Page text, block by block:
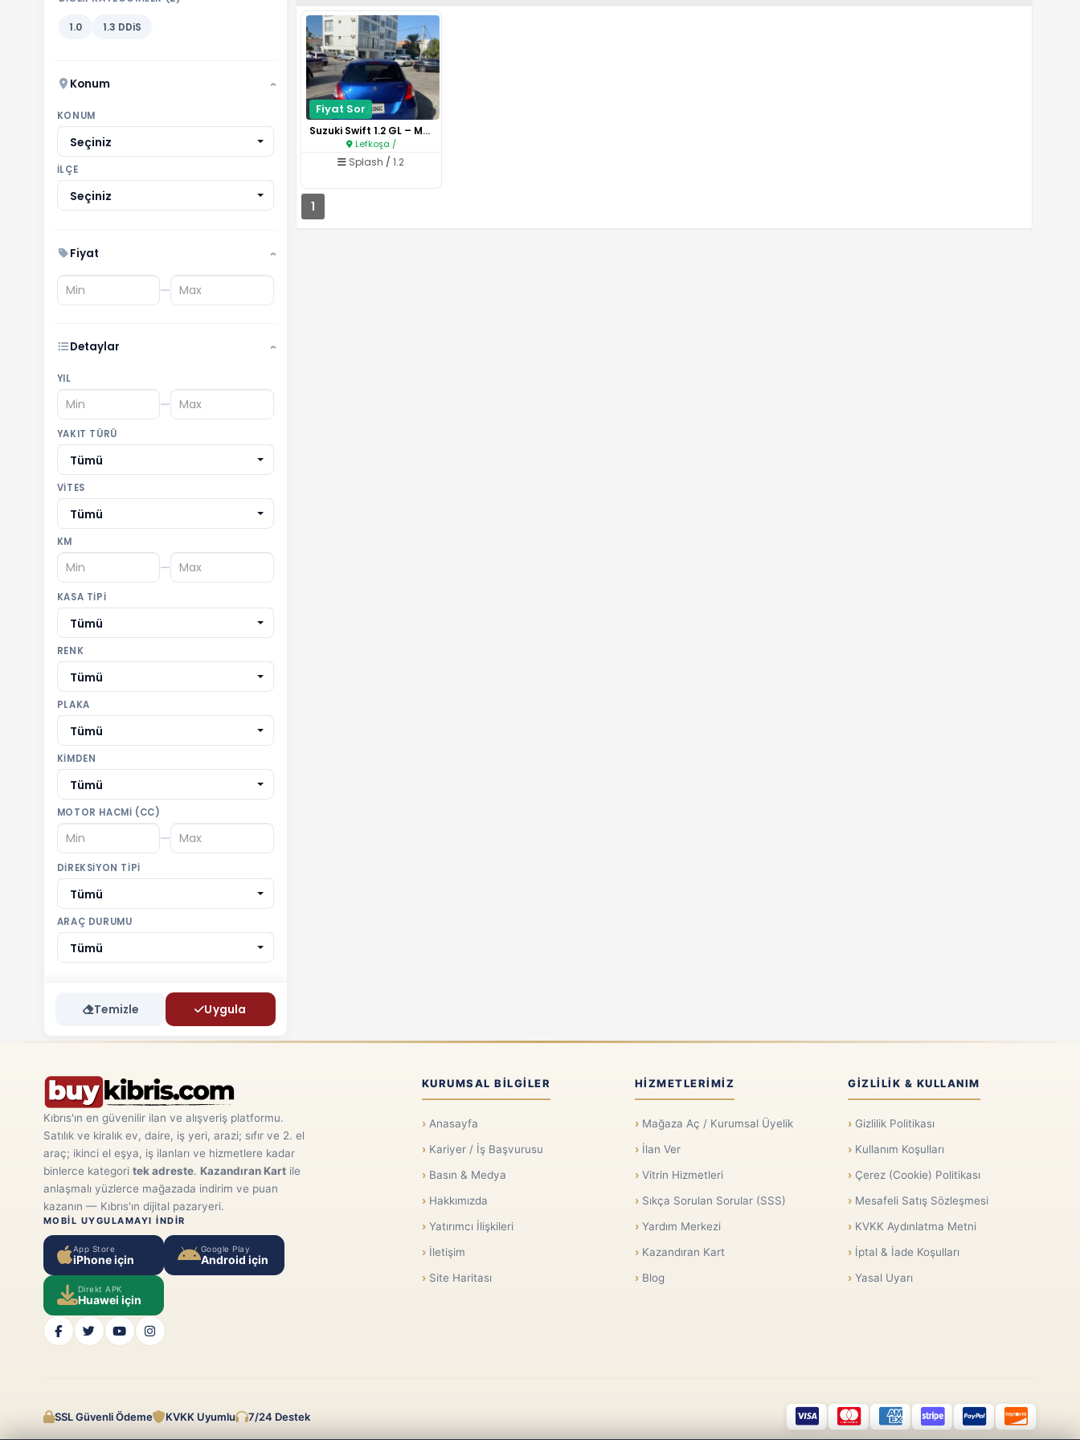
1.0 1.3 DDiS
Konum ›
KONUM
Seçiniz
İLÇE
Seçiniz
Fiyat ›
—
Detaylar ›
YIL
—
YAKIT TÜRÜ
Tümü
VITES
Tümü
KM
—
KASA TIPI
Tümü
RENK
Tümü
PLAKA
Tümü
KIMDEN
Tümü
MOTOR HACMI (CC)
—
DIREKSIYON TIPI
Tümü
ARAÇ DURUMU
Tümü
Temizle Uygula
Fiyat Sor
Suzuki Swift 1.2 GL – Mavi Ren..
Lefkoşa /
Splash /1.2
1
Kıbrıs'ın en güvenilir ilan ve alışveriş platformu.
Satılık ve kiralık ev, daire, iş yeri, arazi; sıfır ve 2. el
araç; ikinci el eşya, iş ilanları ve hizmetlere kadar
binlerce kategori tek adreste. Kazandıran Kartile
anlaşmalı yüzlerce mağazada indirim ve puan
kazanın — Kıbrıs'ın dijital pazaryeri.
MOBIL UYGULAMAYI INDIR
App Store
iPhone için
Google Play
Android için
Direkt APK
Huawei için
KURUMSAL BILGILER
Anasayfa
Kariyer / İş Başvurusu
Basın & Medya
Hakkımızda
Yatırımcı İlişkileri
İletişim
Site Haritası
HIZMETLERIMIZ
Mağaza Aç / Kurumsal Üyelik
İlan Ver
Vitrin Hizmetleri
Sıkça Sorulan Sorular (SSS)
Yardım Merkezi
Kazandıran Kart
Blog
GIZLILIK & KULLANIM
Gizlilik Politikası
Kullanım Koşulları
Çerez (Cookie) Politikası
Mesafeli Satış Sözleşmesi
KVKK Aydınlatma Metni
İptal & İade Koşulları
Yasal Uyarı
SSL Güvenli Ödeme KVKK Uyumlu 7/24 Destek